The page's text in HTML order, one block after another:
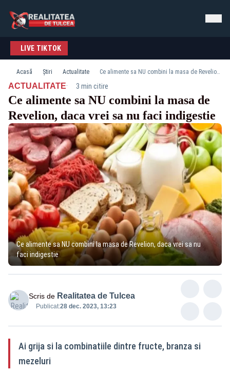
LIVE TIKTOK
Acasă Știri Actualitate Ce alimente sa NU combini la masa de Revelion, daca vrei sa nu faci indigestie
ACTUALITATE· 3 min citire
Ce alimente sa NU combini la masa de
Revelion, daca vrei sa nu faci indigestie
Ce alimente sa NU combini la masa de Revelion, daca vrei sa nu
faci indigestie
Scris de Realitatea de Tulcea
Publicat:28 dec. 2023, 13:23
Ai grija si la combinatiile dintre fructe, branza si
mezeluri